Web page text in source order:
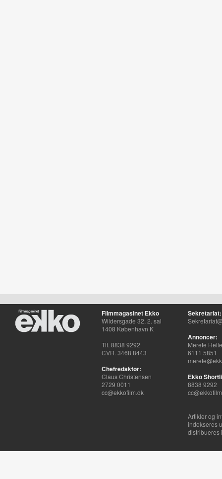
Filmmagasinet Ekko
Wildersgade 32, 2. sal
1408 København K
Tlf. 8838 9292
CVR. 3468 8443
Chefredaktør:
Claus Christensen
2729 0011
cc@ekkofilm.dk
Sekretariat:
Annoncer:
Merete
6111 5851
Ekko
8838 9292
Artikler og
indekseres
distribueres